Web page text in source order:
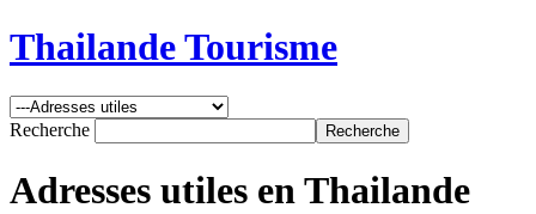
Thailande Tourisme
Recherche
Adresses utiles en Thailande